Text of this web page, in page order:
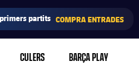
partits COMPRA ENTRADES
CULERS BARÇA PLAY